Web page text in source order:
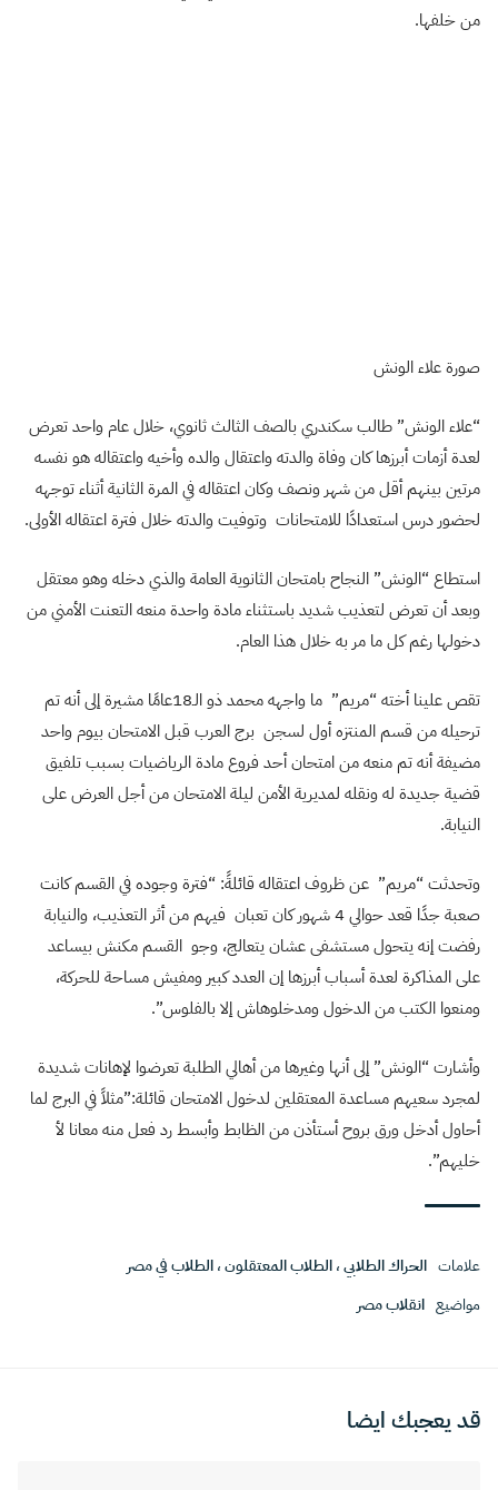
من خلفها.
صورة علاء الونش
“علاء الونش” طالب سكندري بالصف الثالث ثانوي، خلال عام واحد تعرض
لعدة أزمات أبرزها كان وفاة والدته واعتقال والده وأخيه واعتقاله هو نفسه
مرتين بينهم أقل من شهر ونصف وكان اعتقاله في المرة الثانية أثناء توجهه
لحضور درس استعدادًا للامتحانات وتوفيت والدته خلال فترة اعتقاله الأولى.
استطاع “الونش” النجاح بامتحان الثانوية العامة والذي دخله وهو معتقل
وبعد أن تعرض لتعذيب شديد باستثناء مادة واحدة منعه التعنت الأمني من
دخولها رغم كل ما مر به خلال هذا العام.
تقص علينا أخته “مريم” ما واجهه محمد ذو الـ18عامًا مشيرة إلى أنه تم
ترحيله من قسم المنتزه أول لسجن برج العرب قبل الامتحان بيوم واحد
مضيفة أنه تم منعه من امتحان أحد فروع مادة الرياضيات بسبب تلفيق
قضية جديدة له ونقله لمديرية الأمن ليلة الامتحان من أجل العرض على
النيابة.
وتحدثت “مريم” عن ظروف اعتقاله قائلةً: “فترة وجوده في القسم كانت
صعبة جدًا قعد حوالي 4 شهور كان تعبان فيهم من أثر التعذيب، والنيابة
رفضت إنه يتحول مستشفى عشان يتعالج، وجو القسم مكنش بيساعد
على المذاكرة لعدة أسباب أبرزها إن العدد كبير ومفيش مساحة للحركة،
ومنعوا الكتب من الدخول ومدخلوهاش إلا بالفلوس”.
وأشارت “الونش” إلى أنها وغيرها من أهالي الطلبة تعرضوا لإهانات شديدة
لمجرد سعيهم مساعدة المعتقلين لدخول الامتحان قائلة:”مثلاً في البرج لما
أحاول أدخل ورق بروح أستأذن من الظابط وأبسط رد فعل منه معانا لأ
خليهم”.
علامات الحراك الطلابي،الطلاب المعتقلون،الطلاب في مصر
مواضيع انقلاب مصر
قد يعجبك ايضا